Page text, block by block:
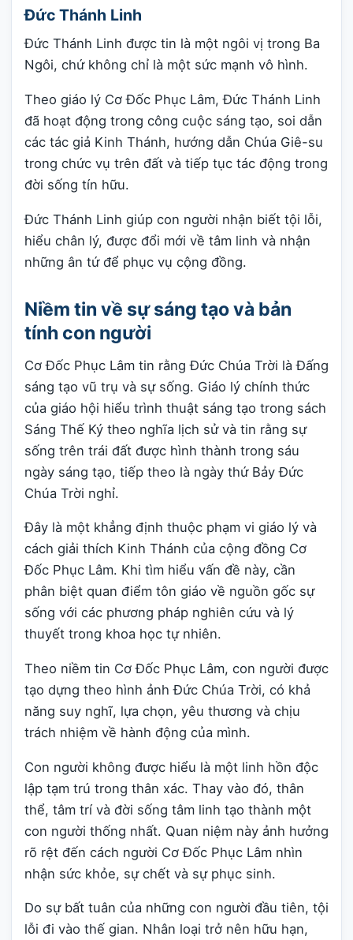
Đức Thánh Linh
Đức Thánh Linh được tin là một ngôi vị trong Ba
Ngôi, chứ không chỉ là một sức mạnh vô hình.
Theo giáo lý Cơ Đốc Phục Lâm, Đức Thánh Linh
đã hoạt động trong công cuộc sáng tạo, soi dẫn
các tác giả Kinh Thánh, hướng dẫn Chúa Giê-su
trong chức vụ trên đất và tiếp tục tác động trong
đời sống tín hữu.
Đức Thánh Linh giúp con người nhận biết tội lỗi,
hiểu chân lý, được đổi mới về tâm linh và nhận
những ân tứ để phục vụ cộng đồng.
Niềm tin về sự sáng tạo và bản
tính con người
Cơ Đốc Phục Lâm tin rằng Đức Chúa Trời là Đấng
sáng tạo vũ trụ và sự sống. Giáo lý chính thức
của giáo hội hiểu trình thuật sáng tạo trong sách
Sáng Thế Ký theo nghĩa lịch sử và tin rằng sự
sống trên trái đất được hình thành trong sáu
ngày sáng tạo, tiếp theo là ngày thứ Bảy Đức
Chúa Trời nghỉ.
Đây là một khẳng định thuộc phạm vi giáo lý và
cách giải thích Kinh Thánh của cộng đồng Cơ
Đốc Phục Lâm. Khi tìm hiểu vấn đề này, cần
phân biệt quan điểm tôn giáo về nguồn gốc sự
sống với các phương pháp nghiên cứu và lý
thuyết trong khoa học tự nhiên.
Theo niềm tin Cơ Đốc Phục Lâm, con người được
tạo dựng theo hình ảnh Đức Chúa Trời, có khả
năng suy nghĩ, lựa chọn, yêu thương và chịu
trách nhiệm về hành động của mình.
Con người không được hiểu là một linh hồn độc
lập tạm trú trong thân xác. Thay vào đó, thân
thể, tâm trí và đời sống tâm linh tạo thành một
con người thống nhất. Quan niệm này ảnh hưởng
rõ rệt đến cách người Cơ Đốc Phục Lâm nhìn
nhận sức khỏe, sự chết và sự phục sinh.
Do sự bất tuân của những con người đầu tiên, tội
lỗi đi vào thế gian. Nhân loại trở nên hữu hạn,